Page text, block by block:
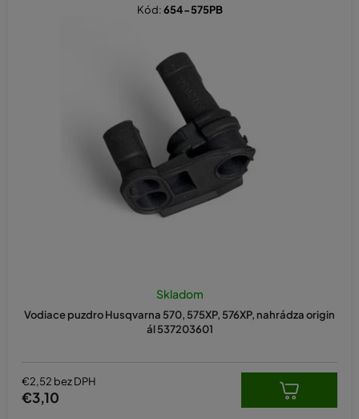
Vodiace puzdro Husqvarna 570, 575XP, 576XP, nahrádza origin
ál 537203601
Skladom
€2,52 bez DPH
€3,10
Kód:654-575PB